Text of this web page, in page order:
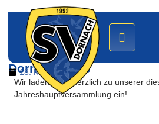
Dornach 2026
18. März 2026
Wir laden euch herzlich zu unserer
Jahreshauptversammlung ein!